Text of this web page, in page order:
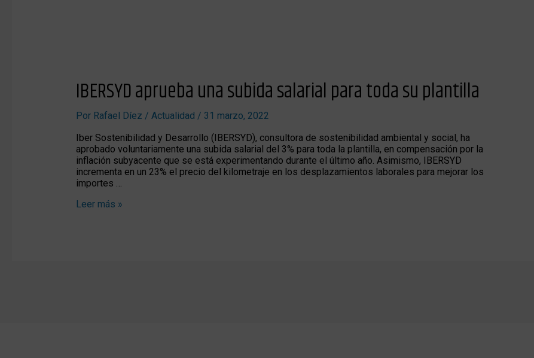
IBERSYD aprueba una subida salarial para toda su plantilla
Por Rafael Díez / Actualidad / 31 marzo, 2022
Iber Sostenibilidad y Desarrollo (IBERSYD), consultora de sostenibilidad ambiental y social, ha
aprobado voluntariamente una subida salarial del 3% para toda la plantilla, en compensación por la
inflación subyacente que se está experimentando durante el último año. Asimismo, IBERSYD
incrementa en un 23% el precio del kilometraje en los desplazamientos laborales para mejorar los
importes …
IBERSYD
aprueba
subida
para
toda
su
plantilla
Leer más »